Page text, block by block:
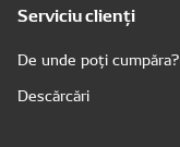
Serviciu clienți
De unde poți cumpăra?
Descărcări